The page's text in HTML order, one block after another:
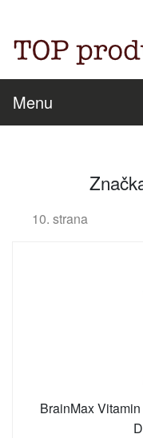
Menu
10. strana
BrainMax